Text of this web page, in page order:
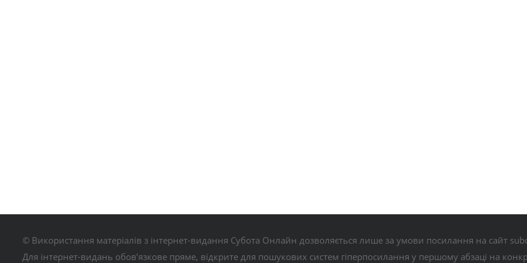
© Використання матеріалів з інтернет-видання Субота Онлайн дозволяється лише за умови посилання на сайт
Для інтернет-видань обов’язкове пряме, відкрите для пошукових систем гіперпосилання у першому абзаці на